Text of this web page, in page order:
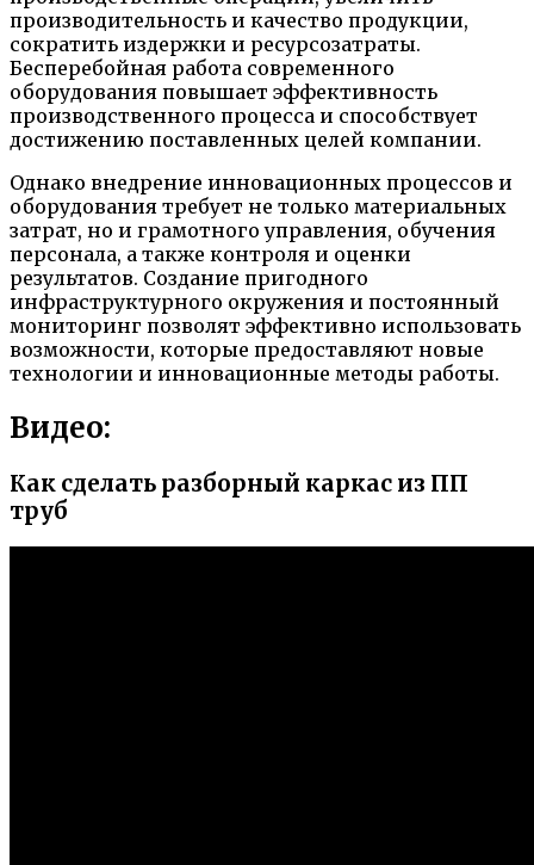
производительность и качество продукции,
сократить издержки и ресурсозатраты.
Бесперебойная работа современного
оборудования повышает эффективность
производственного процесса и способствует
достижению поставленных целей компании.
Однако внедрение инновационных процессов и
оборудования требует не только материальных
затрат, но и грамотного управления, обучения
персонала, а также контроля и оценки
результатов. Создание пригодного
инфраструктурного окружения и постоянный
мониторинг позволят эффективно использовать
возможности, которые предоставляют новые
технологии и инновационные методы работы.
Видео:
Как сделать разборный каркас из ПП
труб